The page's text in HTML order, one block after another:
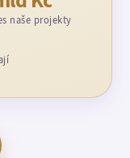
naše projekty